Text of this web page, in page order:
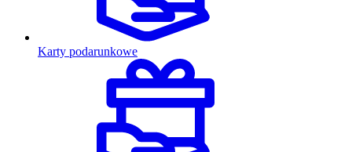
Karty podarunkowe